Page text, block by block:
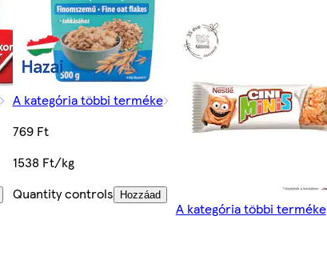
A kategória többi terméke
769 Ft
1538 Ft/kg
Quantity controls
Hozzáad
A kategória többi terméke